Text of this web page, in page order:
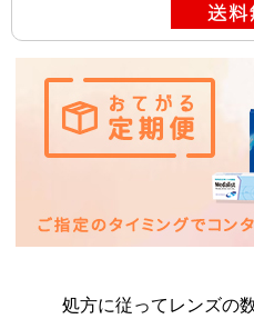
処方に従ってレンズの